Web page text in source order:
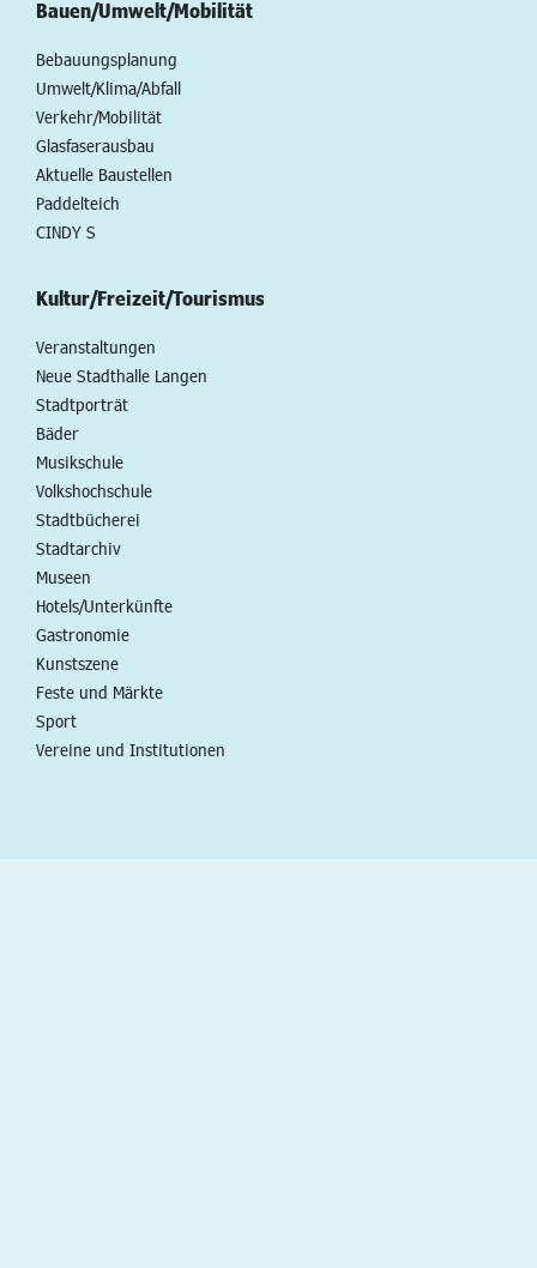
Bauen/Umwelt/Mobilität
Bebauungsplanung
Umwelt/Klima/Abfall
Verkehr/Mobilität
Glasfaserausbau
Aktuelle Baustellen
Paddelteich
CINDY S
Kultur/Freizeit/Tourismus
Veranstaltungen
Neue Stadthalle Langen
Stadtporträt
Bäder
Musikschule
Volkshochschule
Stadtbücherei
Stadtarchiv
Museen
Hotels/Unterkünfte
Gastronomie
Kunstszene
Feste und Märkte
Sport
Vereine und Institutionen